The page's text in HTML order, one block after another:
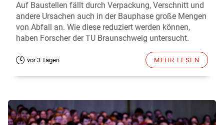
Auf Baustellen fällt durch Verpackung, Verschnitt und
andere Ursachen auch in der Bauphase große Mengen
von Abfall an. Wie diese reduziert werden können,
haben Forscher der TU Braunschweig untersucht.
vor 3 Tagen MEHR LESEN